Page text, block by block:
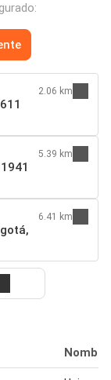
2.06 km
5.39 km
6.41 km
Nombre